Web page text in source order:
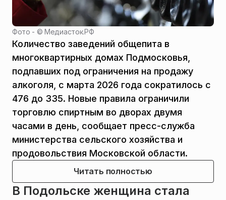
Фото - ©Медиасток.РФ
Количество заведений общепита в
многоквартирных домах Подмосковья,
подпавших под ограничения на продажу
алкоголя, с марта 2026 года сократилось с
476 до 335. Новые правила ограничили
торговлю спиртным во дворах двумя
часами в день, сообщает пресс-служба
министерства сельского хозяйства и
продовольствия Московской области.
Читать полностью
В Подольске женщина стала